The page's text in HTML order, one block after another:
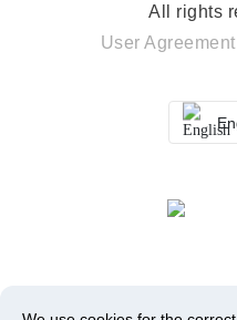
All rights
User Agreement